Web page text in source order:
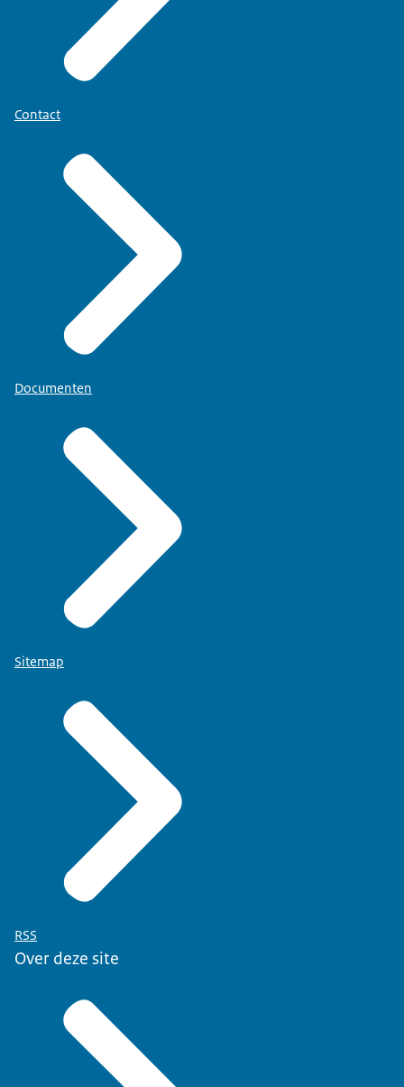
Contact
Documenten
Sitemap
RSS
Over deze site